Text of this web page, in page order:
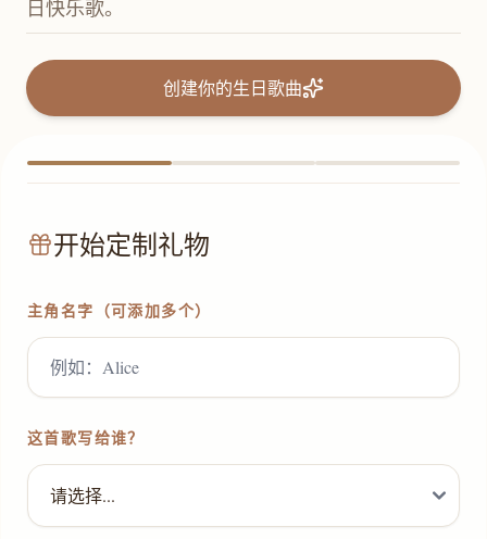
日快乐歌。
创建你的生日歌曲
开始定制礼物
主角名字（可添加多个）
这首歌写给谁？